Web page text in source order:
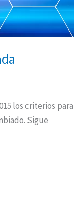
los criterios para
Sigue